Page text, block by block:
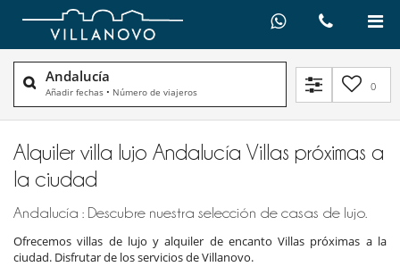
Andalucía
Añadir fechas • Número de viajeros 0
Alquiler villa lujo Andalucía Villas próximas a
la ciudad
Andalucía : Descubre nuestra selección de casas de lujo.
Ofrecemos villas de lujo y alquiler de encanto Villas próximas a la
ciudad. Disfrutar de los servicios de Villanovo.